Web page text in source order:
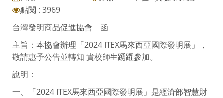
點閱 : 3969
台灣發明商品促進協會 函
主旨：本協會辦理「2024 ITEX馬來西亞國際發明展」，
敬請惠予公告並轉知 貴校師生踴躍參加。
說明：
一、「2024 ITEX馬來西亞國際發明展」是經濟部智慧財